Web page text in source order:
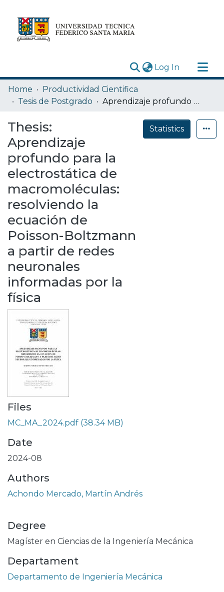
Log In (current)
Research Outputs
Statistics
Depósito
Home
Productividad Cientifica
Tesis de Postgrado
Aprendizaje profundo para la electrostática de macromoléculas: resolviendo la ecuación de Poisson-Boltzmann a partir de redes neuronales informadas por la física
Thesis:
Aprendizaje
profundo para la
electrostática de
macromoléculas:
resolviendo la
ecuación de
Poisson-Boltzmann
a partir de redes
neuronales
informadas por la
física
Statistics
Files
MC_MA_2024.pdf (38.34 MB)
Date
2024-08
Authors
Achondo Mercado, Martín Andrés
Degree
Magíster en Ciencias de la Ingeniería Mecánica
Departament
Departamento de Ingeniería Mecánica